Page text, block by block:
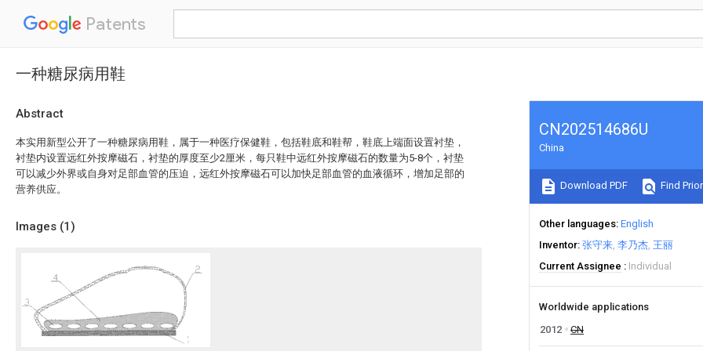
Patents
一种糖尿病用鞋
Abstract
本实用新型公开了一种糖尿病用鞋，属于一种医疗保健鞋，包括鞋底和鞋帮，鞋底上端面设置衬垫，
衬垫内设置远红外按摩磁石，衬垫的厚度至少2厘米，每只鞋中远红外按摩磁石的数量为5-8个，衬垫
可以减少外界或自身对足部血管的压迫，远红外按摩磁石可以加快足部血管的血液循环，增加足部的
营养供应。
Images (1)
CN202514686U
China
Download PDF Find
Other languages English
Inventor 张守来 李乃杰 王丽
Current Assignee
Individual
Worldwide applications
2012
CN